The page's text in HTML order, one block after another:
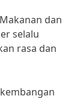
dan
selalu
rasa dan